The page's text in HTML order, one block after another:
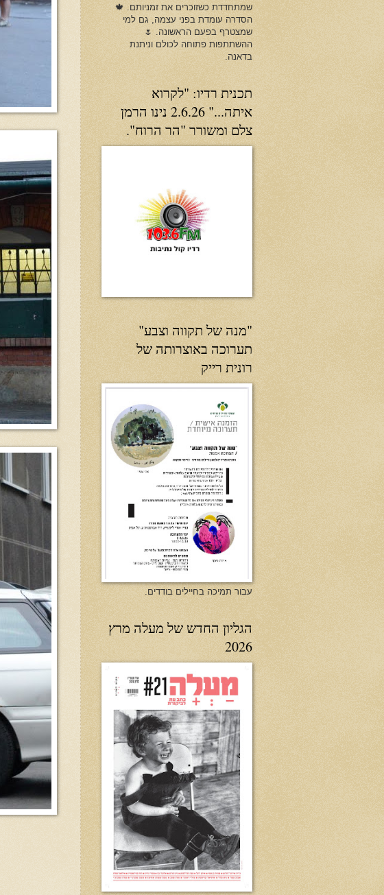
שמתחדדת כשזוכרים את זמניותם. 🍁
הסדרה עומדת בפני עצמה, גם למי
שמצטרף בפעם הראשונה. 🌷
ההשתתפות פתוחה לכולם וניתנת
בדאנה.
תכנית רדיו: "לקרוא
איתה..." 2.6.26 נינו הרמן
צלם ומשורר "הר הרוח".
"מנה של תקווה וצבע"
תערוכה באוצרותה של
רונית רייק
עבור תמיכה בחיילים בודדים.
הגליון החדש של מעלה מרץ
2026